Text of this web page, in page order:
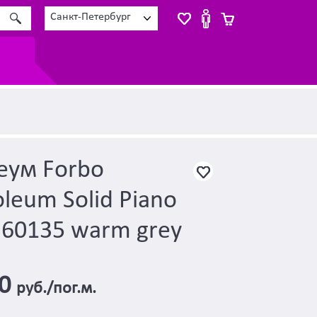
Санкт-Петербург
Forbo
Solid Piano
warm grey
руб./пог.м.